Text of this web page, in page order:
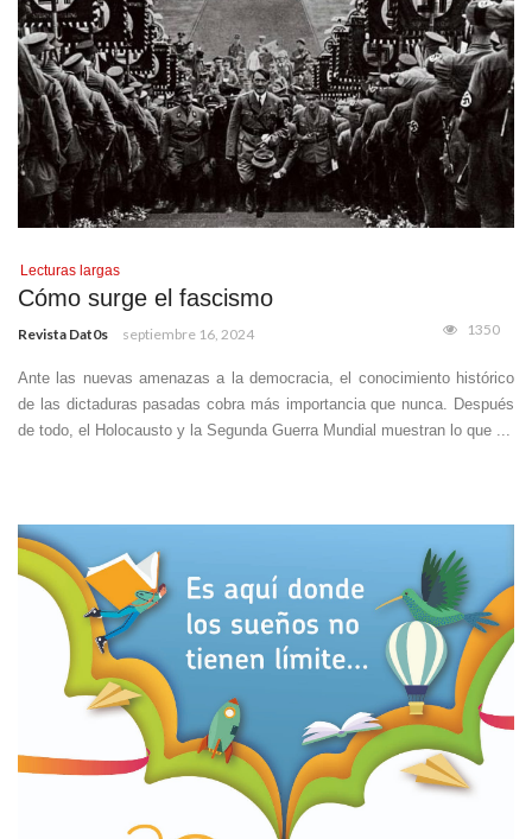
Lecturas largas
Cómo surge el fascismo
Revista Dat0s septiembre 16, 2024 1350
Ante las nuevas amenazas a la democracia, el conocimiento histórico
de las dictaduras pasadas cobra más importancia que nunca. Después
de todo, el Holocausto y la Segunda Guerra Mundial muestran lo que ...